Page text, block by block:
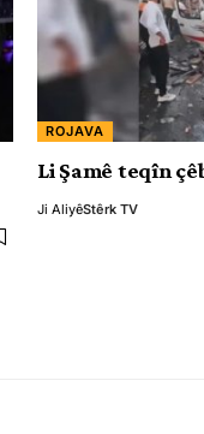
ROJAVA
Li Şamê teqîn
Ji AliyêStêrk TV